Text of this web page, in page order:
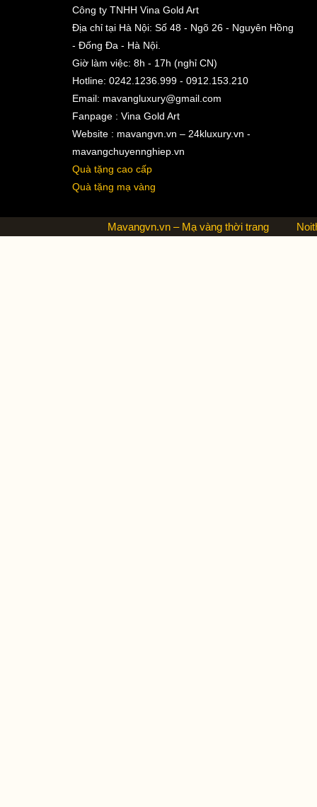
Công ty TNHH Vina Gold Art
Địa chỉ tại Hà Nội: Số 48 - Ngõ 26 - Nguyên Hồng
- Đống Đa - Hà Nội.
Giờ làm việc: 8h - 17h (nghỉ CN)
Hotline: 0242.1236.999 - 0912.153.210
Email: mavangluxury@gmail.com
Fanpage : Vina Gold Art
Website : mavangvn.vn – 24kluxury.vn -
mavangchuyennghiep.vn
Quà tặng cao cấp
Quà tặng mạ vàng
Mavangvn.vn – Mạ vàng thời trang